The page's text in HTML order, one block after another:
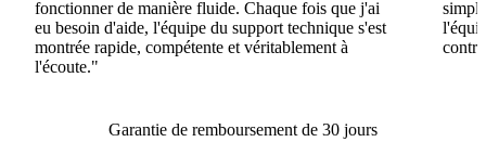
fonctionner de manière fluide. Chaque fois que j'ai
eu besoin d'aide, l'équipe du support technique s'est
montrée rapide, compétente et véritablement à
l'écoute."
Garantie de remboursement de 30 jours